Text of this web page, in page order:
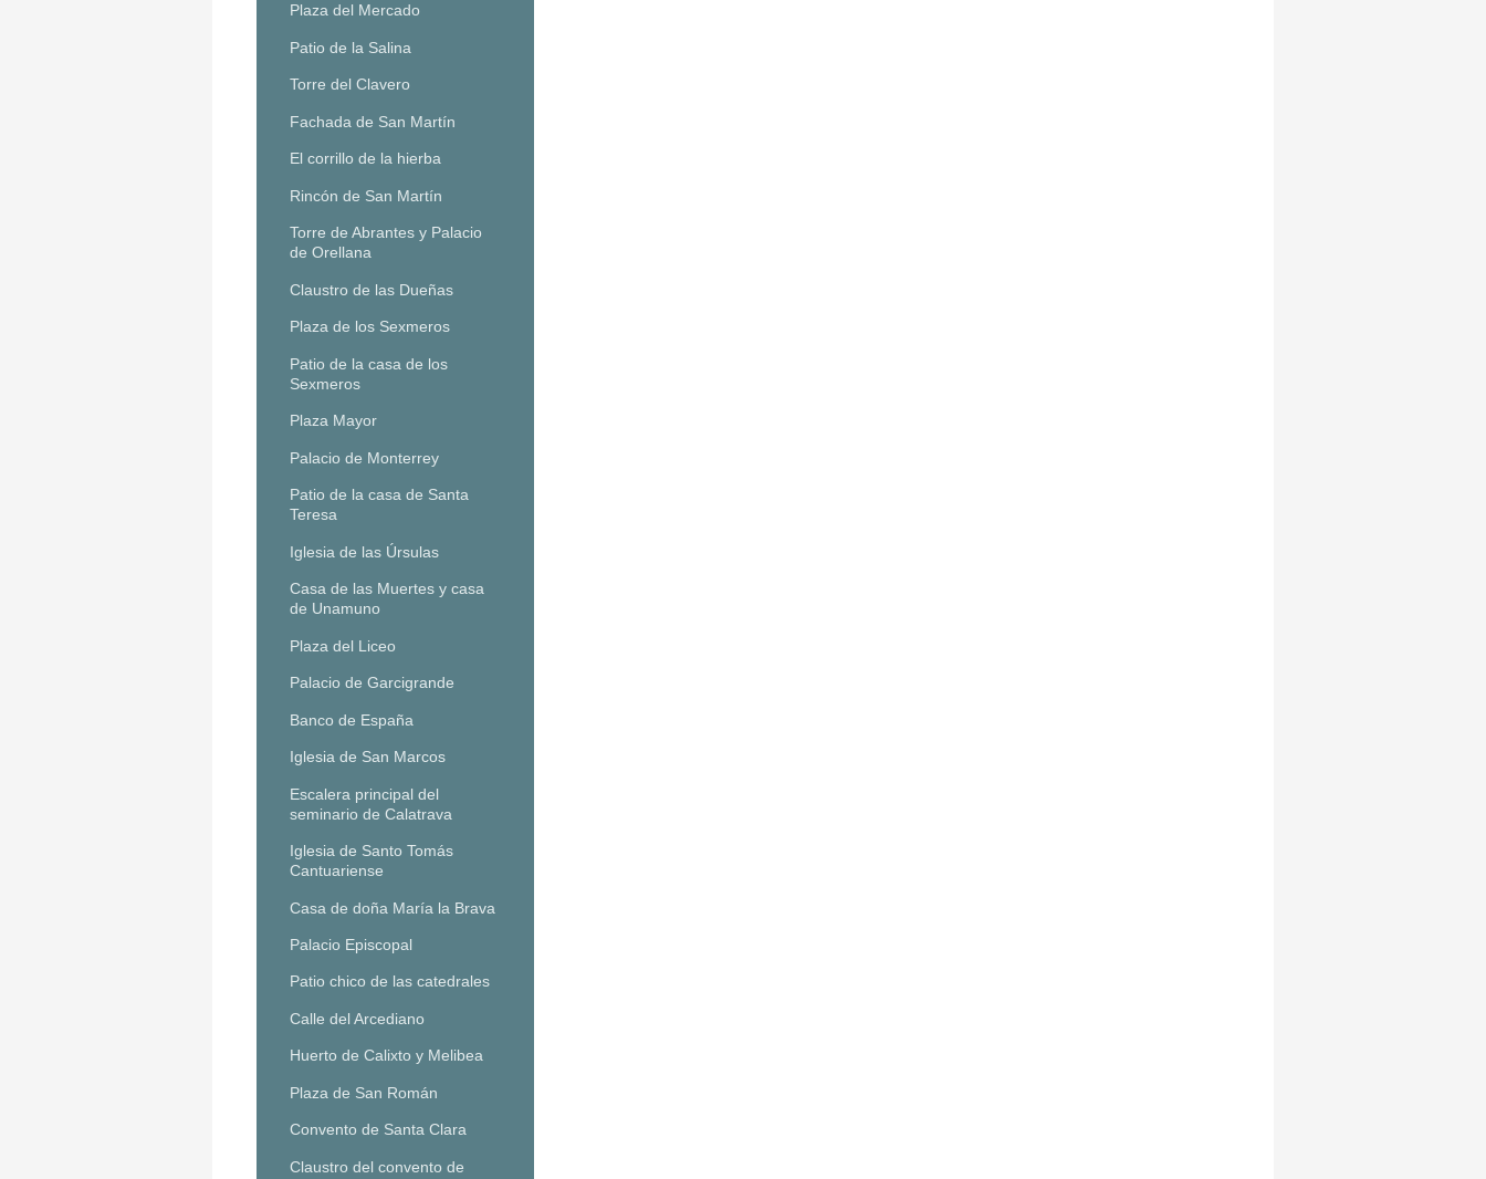
Plaza del Mercado
Patio de la Salina
Torre del Clavero
Fachada de San Martín
El corrillo de la hierba
Rincón de San Martín
Torre de Abrantes y Palacio
de Orellana
Claustro de las Dueñas
Plaza de los Sexmeros
Patio de la casa de los
Sexmeros
Plaza Mayor
Palacio de Monterrey
Patio de la casa de Santa
Teresa
Iglesia de las Úrsulas
Casa de las Muertes y casa
de Unamuno
Plaza del Liceo
Palacio de Garcigrande
Banco de España
Iglesia de San Marcos
Escalera principal del
seminario de Calatrava
Iglesia de Santo Tomás
Cantuariense
Casa de doña María la Brava
Palacio Episcopal
Patio chico de las catedrales
Calle del Arcediano
Huerto de Calixto y Melibea
Plaza de San Román
Convento de Santa Clara
Claustro del convento de